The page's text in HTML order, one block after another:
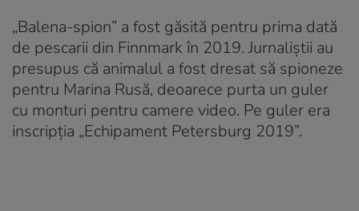
„Balena-spion” a fost găsită pentru prima dată
de pescarii din Finnmark în 2019. Jurnaliştii au
presupus că animalul a fost dresat să spioneze
pentru Marina Rusă, deoarece purta un guler
cu monturi pentru camere video. Pe guler era
inscripția „Echipament Petersburg 2019”.